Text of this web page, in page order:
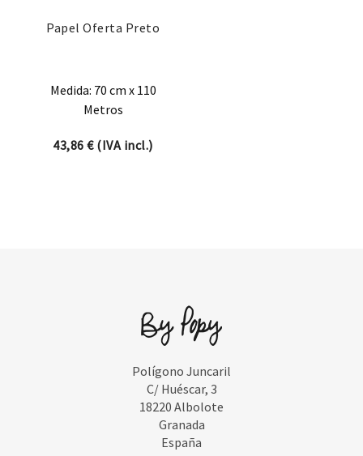
Papel Oferta Preto
Medida: 70 cm x 110
Metros
43,86€(IVA incl.)
Polígono Juncaril
C/ Huéscar, 3
18220 Albolote
Granada
España